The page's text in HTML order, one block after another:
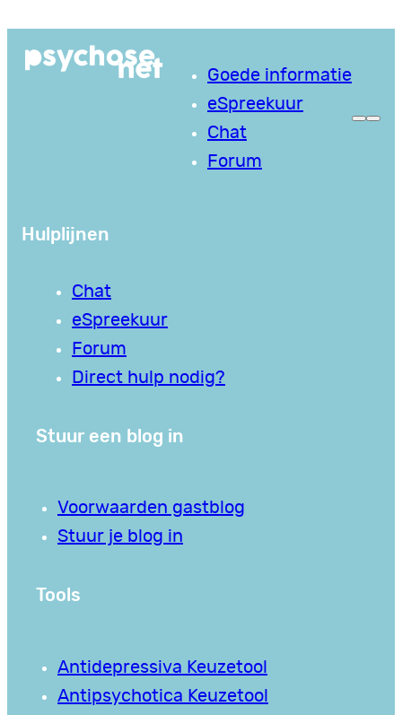
naar
Goede informatie
eSpreekuur
Chat
Forum
Hulplijnen
Chat
eSpreekuur
Forum
Direct hulp nodig?
Stuur een blog in
Voorwaarden gastblog
Stuur je blog in
Tools
Antidepressiva Keuzetool
Antipsychotica Keuzetool